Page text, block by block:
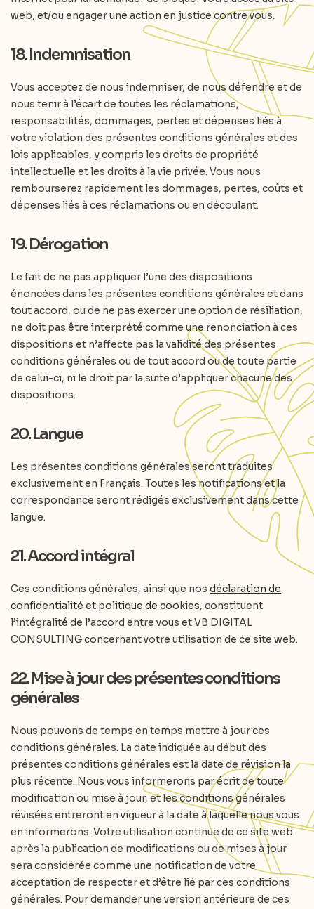
web, et/ou engager une action en justice contre vous.
18. Indemnisation
Vous acceptez de nous indemniser, de nous défendre et de
nous tenir à l’écart de toutes les réclamations,
responsabilités, dommages, pertes et dépenses liés à
votre violation des présentes conditions générales et des
lois applicables, y compris les droits de propriété
intellectuelle et les droits à la vie privée. Vous nous
rembourserez rapidement les dommages, pertes, coûts et
dépenses liés à ces réclamations ou en découlant.
19. Dérogation
Le fait de ne pas appliquer l’une des dispositions
énoncées dans les présentes conditions générales et dans
tout accord, ou de ne pas exercer une option de résiliation,
ne doit pas être interprété comme une renonciation à ces
dispositions et n’affecte pas la validité des présentes
conditions générales ou de tout accord ou de toute partie
de celui-ci, ni le droit par la suite d’appliquer chacune des
dispositions.
20. Langue
Les présentes conditions générales seront traduites
exclusivement en Français. Toutes les notifications et la
correspondance seront rédigés exclusivement dans cette
langue.
21. Accord intégral
Ces conditions générales, ainsi que nos déclaration de
confidentialité et politique de cookies, constituent
l’intégralité de l’accord entre vous et VB DIGITAL
CONSULTING concernant votre utilisation de ce site web.
22. Mise à jour des présentes conditions
générales
Nous pouvons de temps en temps mettre à jour ces
conditions générales. La date indiquée au début des
présentes conditions générales est la date de révision la
plus récente. Nous vous informerons par écrit de toute
modification ou mise à jour, et les conditions générales
révisées entreront en vigueur à la date à laquelle nous vous
en informerons. Votre utilisation continue de ce site web
après la publication de modifications ou de mises à jour
sera considérée comme une notification de votre
acceptation de respecter et d’être lié par ces conditions
générales. Pour demander une version antérieure de ces